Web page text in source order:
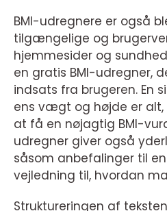
BMI-udregnere er også
tilgængelige og
hjemmesider og
en gratis BMI-udregner,
indsats fra brugeren. En
ens vægt og højde er
at få en nøjagtig BMI-
udregner giver også
såsom anbefalinger til
vejledning til, hvordan
Struktureringen af